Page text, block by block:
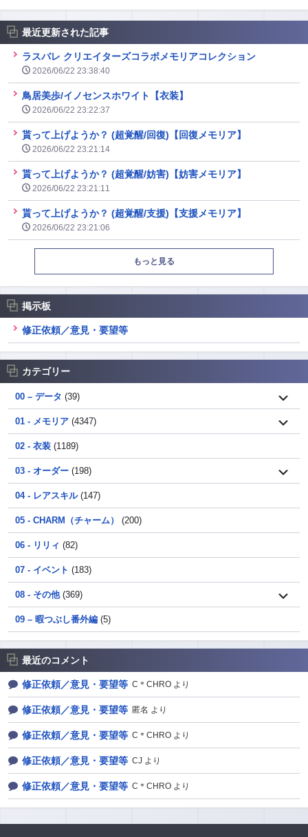
最近更新された記事
ラスバレ クリエイターズコラボメモリアコレクション
2026/06/22 23:38:40
鳥居美歩/イノセンスホワイト【衣装】
2026/06/22 23:22:37
貰って上げようか？ (超覚醒/回復)【回復メモリア】
2026/06/22 23:21:14
貰って上げようか？ (超覚醒/妨害)【妨害メモリア】
2026/06/22 23:21:11
貰って上げようか？ (超覚醒/支援)【支援メモリア】
2026/06/22 23:21:06
もっと見る
掲示板
修正依頼／意見・要望等
カテゴリー
00 – データ (39)
01 - メモリア (4347)
02 - 衣装 (1189)
03 - オーダー (198)
04 - レアスキル(147)
05 - CHARM（チャーム） (200)
06 - リリィ (82)
07 - イベント (183)
08 - その他(369)
09 – 暇つぶし番外編 (5)
最近のコメント
修正依頼／意見・要望等 C＊CHRO より
修正依頼／意見・要望等 匿名 より
修正依頼／意見・要望等 C＊CHRO より
修正依頼／意見・要望等 CJ より
修正依頼／意見・要望等 C＊CHRO より